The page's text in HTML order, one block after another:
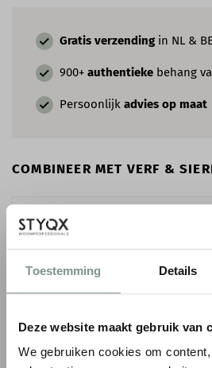
Toestemming Details
Deze website maakt gebruik van
We gebruiken cookies om
Gratis verzending in NL &
900+ authentieke behang
Persoonlijk advies op maat
COMBINEER MET VERF &